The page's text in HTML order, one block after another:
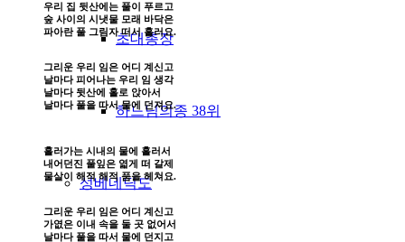
초대총장
하느님의종 38위
성베네딕도
우리 집 뒷산에는 풀이 푸르고
숲 사이의 시냇물 모래 바닥은
파아란 풀 그림자 떠서 흘러요.
그리운 우리 임은 어디 계신고
날마다 피어나는 우리 임 생각
​날마다 뒷산에 홀로 앉아서​
날마다 풀을 따서 물에 던져요.
흘러가는 시내의 물에 흘러서
내어던진 풀잎은 엷게 떠 갈제
물살이 해적 해적 품을 헤쳐요.
그리운 우리 임은 어디 계신고
가엾은 이내 속을 둘 곳 없어서
날마다 풀을 따서 물에 던지고